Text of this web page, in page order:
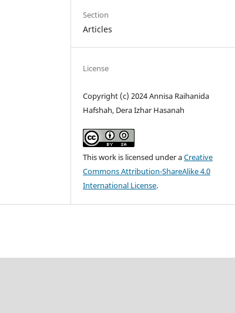
Section
Articles
License
Copyright (c) 2024 Annisa Raihanida
Hafshah, Dera Izhar Hasanah
This work is licensed under aCreative
Commons Attribution-ShareAlike 4.0
International License.